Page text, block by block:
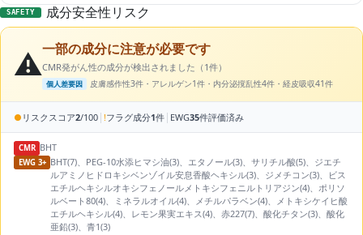
SAFETY 成分安全性リスク
⚠️一部の成分に注意が必要です
CMR発がん性の成分が検出されました（1件）
個人差要因 皮膚感作性3件・アレルゲン1件・内分泌撹乱性4件・経皮吸収41件
● リスクスコア2/100 | !フラグ成分1件 | EWG35件評価済み
CMR BHT
EWG 3+ BHT(7)、PEG-10水添ヒマシ油(3)、エタノール(3)、サリチル酸(5)、ジエチ
ルアミノヒドロキシベンゾイル安息香酸ヘキシル(3)、ジメチコン(3)、ビス
エチルヘキシルオキシフェノールメトキシフェニルトリアジン(4)、ポリソ
ルベート80(4)、ミネラルオイル(4)、メチルパラベン(4)、メトキシケイヒ酸
エチルヘキシル(4)、レモン果実エキス(4)、赤227(7)、酸化チタン(3)、酸化
亜鉛(3)、青1(3)